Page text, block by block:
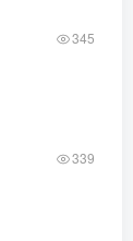
345
339